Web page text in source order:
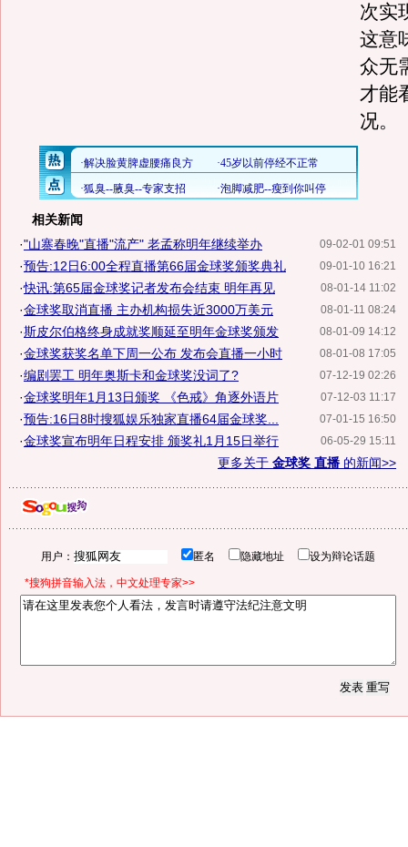
次实
这意
众无
才能
况。
相关新闻
09-02-01 09:51
·"山寨春晚"直播"流产" 老孟称明年继续举办
09-01-10 16:21
·预告:12日6:00全程直播第66届金球奖颁奖典礼
08-01-14 11:02
·快讯:第65届金球奖记者发布会结束 明年再见
08-01-11 08:24
·金球奖取消直播 主办机构损失近3000万美元
08-01-09 14:12
·斯皮尔伯格终身成就奖顺延至明年金球奖颁发
08-01-08 17:05
·金球奖获奖名单下周一公布 发布会直播一小时
07-12-19 02:26
·编剧罢工 明年奥斯卡和金球奖没词了?
07-12-03 11:17
·金球奖明年1月13日颁奖 《色戒》角逐外语片
07-01-15 16:50
·预告:16日8时搜狐娱乐独家直播64届金球奖...
06-05-29 15:11
·金球奖宣布明年日程安排 颁奖礼1月15日举行
更多关于 金球奖 直播 的新闻>>
用户： 匿名 隐藏地址 设为辩论话题
*搜狗拼音输入法，中文处理专家>>